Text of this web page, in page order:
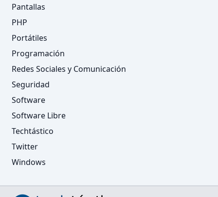
Pantallas
PHP
Portátiles
Programación
Redes Sociales y Comunicación
Seguridad
Software
Software Libre
Techtástico
Twitter
Windows